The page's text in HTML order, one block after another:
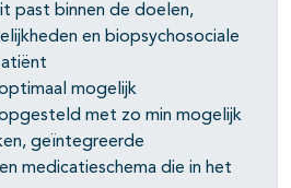
past binnen de doelen,
en biopsychosociale
mogelijk
met zo min mogelijk
geïntegreerde
medicatieschema die in het